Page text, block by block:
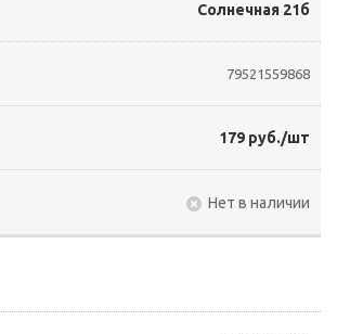
Солнечная 21б
79521559868
179 руб./шт
Нет в наличии